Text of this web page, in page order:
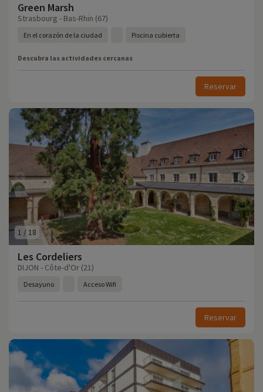
Green Marsh
Strasbourg - Bas-Rhin (67)
En el corazón de la ciudad Piscina cubierta
Descubra las actividades cercanas
Reservar
1 /18
Les Cordeliers
DIJON - Côte-d'Or (21)
Desayuno Acceso Wifi
Reservar